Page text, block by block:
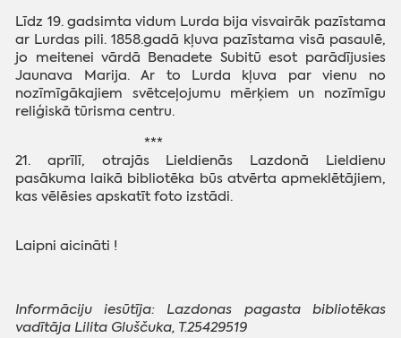
Līdz 19. gadsimta vidum Lurda bija visvairāk pazīstama
ar Lurdas pili. 1858.gadā kļuva pazīstama visā pasaulē,
jo meitenei vārdā Benadete Subitū esot parādījusies
Jaunava Marija. Ar to Lurda kļuva par vienu no
nozīmīgākajiem svētceļojumu mērķiem un nozīmīgu
reliģiskā tūrisma centru.
***
21. aprīlī, otrajās Lieldienās Lazdonā Lieldienu
pasākuma laikā bibliotēka būs atvērta apmeklētājiem,
kas vēlēsies apskatīt foto izstādi.
Laipni aicināti !
Informāciju iesūtīja: Lazdonas pagasta bibliotēkas
vadītāja Lilita Gluščuka, T.25429519